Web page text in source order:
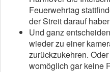
Feuerwehrtag
der Streit darauf
Und ganz
wieder zu einer
zurückzukehren.
womöglich gar keine